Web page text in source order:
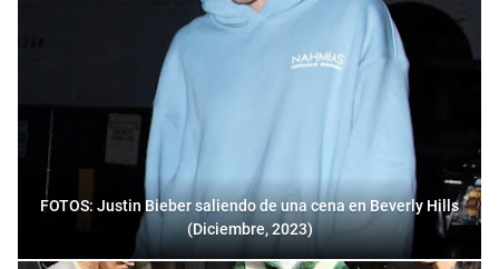
FOTOS: Justin Bieber saliendo de una cena en Beverly Hills
(Diciembre, 2023)